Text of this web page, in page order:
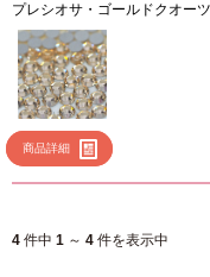
プレシオサ・ゴールドクオー
商品詳細
4 件中 1 ～ 4 件を表示中